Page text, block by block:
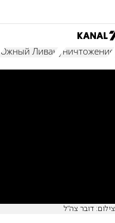
Южный Ливан уничтожение
צילום: דובר צה"ל